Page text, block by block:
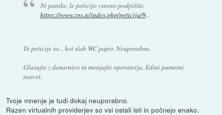
Ni panike, le peticijo vseeno podpišite.
https://www.zps.si/index.php/peticija/9...
Te peticije so... kot slab WC papir. Neuporabne.
Glasujte z denarnico in menjajte operaterja. Edini pametni
nasvet.
Tvoje mnenje je tudi dokaj neuporabno.
Razen virtualnih providerjev so vsi ostali isti in počnejo enako.